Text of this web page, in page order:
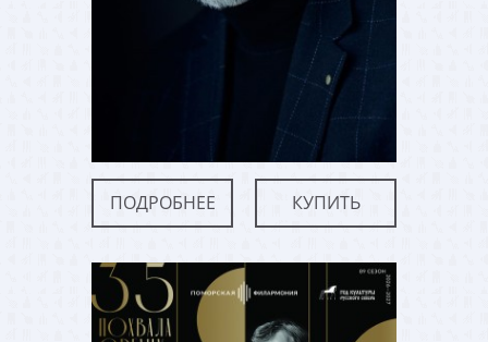
ПОДРОБНЕЕ КУПИТЬ